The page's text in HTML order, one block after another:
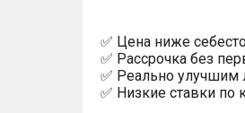
✅ Цена ниже
✅ Рассрочка без
✅ Реально
✅ Низкие ставки по